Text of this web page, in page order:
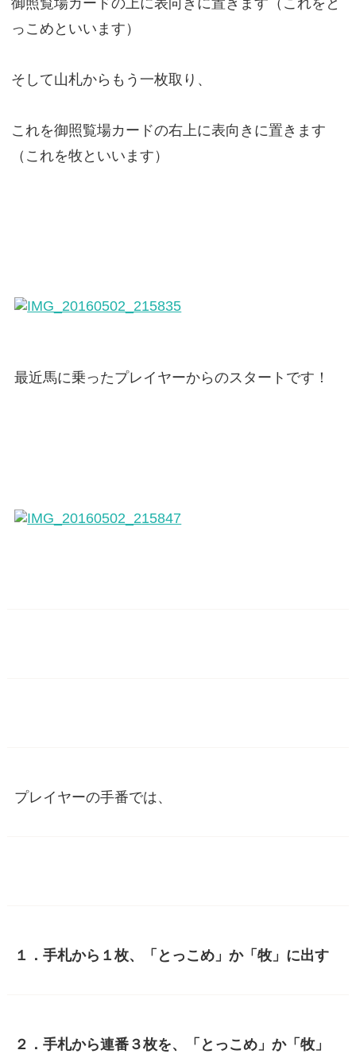
っこめといいます）
そして山札からもう一枚取り、
これを御照覧場カードの右上に表向きに置きます
（これを牧といいます）
最近馬に乗ったプレイヤーからのスタートです！
プレイヤーの手番では、
１．手札から１枚、「とっこめ」か「牧」に出す
２．手札から連番３枚を、「とっこめ」か「牧」